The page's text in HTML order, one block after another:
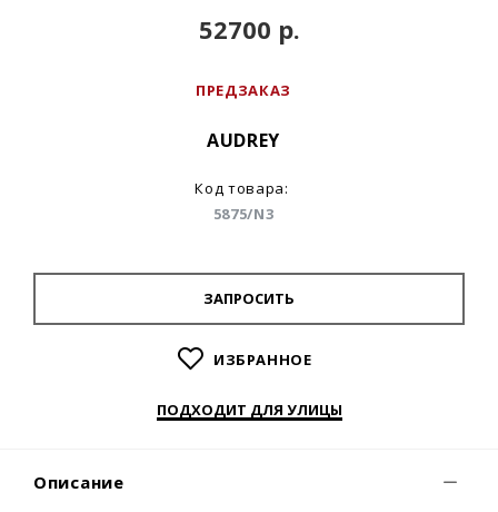
ПРЕДЗАКАЗ
AUDREY
Код товара:
5875/N3
52700 р.
ЗАПРОСИТЬ
ИЗБРАННОЕ
ПОДХОДИТ ДЛЯ УЛИЦЫ
Описание